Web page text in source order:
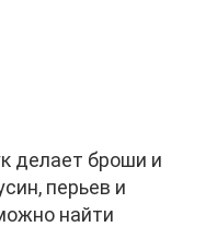
делает броши и
перьев и
найти